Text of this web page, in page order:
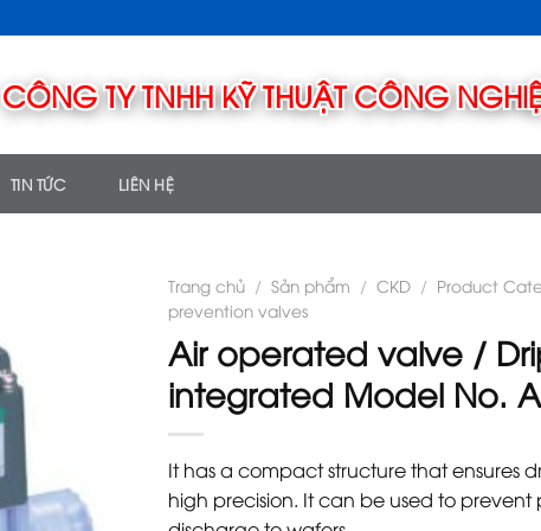
TIN TỨC LIÊN HỆ
Trang chủ / Sản phẩm / CKD / Product
prevention valves
Air operated valve /
integrated Model No.
It has a compact structure that ensures
high precision. It can be used to